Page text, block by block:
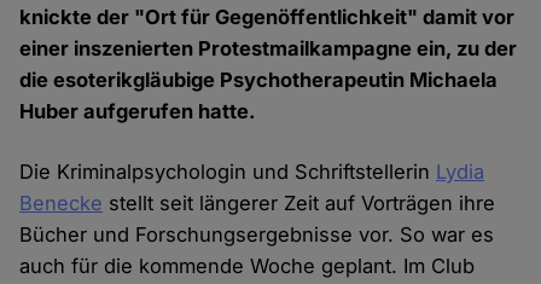
knickte der "Ort für Gegenöffentlichkeit" damit vor
einer inszenierten Protestmailkampagne ein, zu der
die esoterikgläubige Psychotherapeutin Michaela
Huber aufgerufen hatte.
Die Kriminalpsychologin und Schriftstellerin Lydia
Benecke stellt seit längerer Zeit auf Vorträgen ihre
Bücher und Forschungsergebnisse vor. So war es
auch für die kommende Woche geplant. Im Club